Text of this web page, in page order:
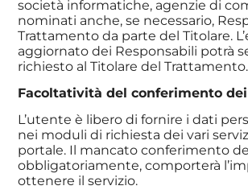
società informatiche, agenzie di
nominati anche, se necessario,
Trattamento da parte del Titolare.
aggiornato dei Responsabili potrà
richiesto al Titolare del Trattamento.
Facoltatività del conferimento
L’utente è libero di fornire i dati
nei moduli di richiesta dei vari
portale. Il mancato conferimento
obbligatoriamente, comporterà
ottenere il servizio.